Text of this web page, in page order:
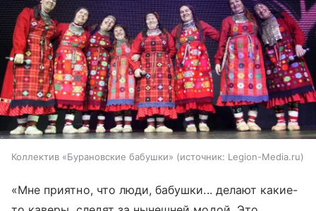
Коллектив «Бурановские бабушки» источник: Legion-Media.ru
«Мне приятно, что люди, бабушки... делают какие-